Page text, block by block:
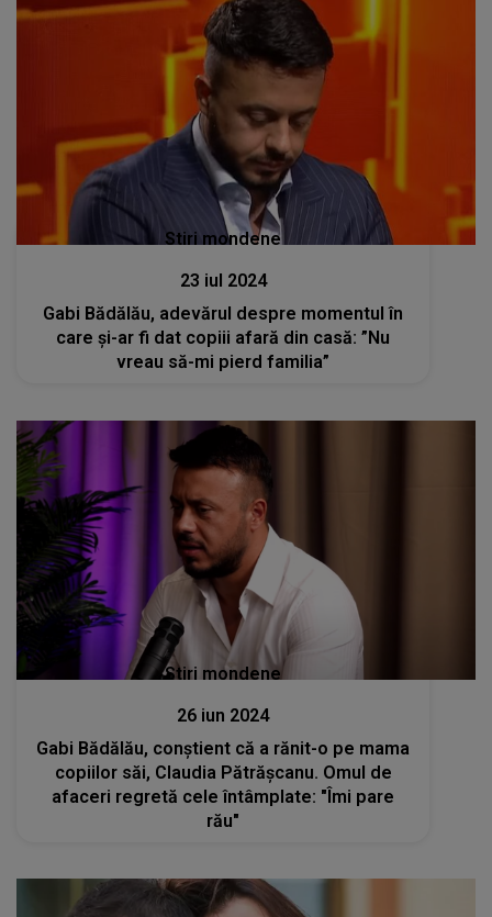
Stiri mondene
23 iul 2024
Gabi Bădălău, adevărul despre momentul în
care și-ar fi dat copiii afară din casă: ”Nu
vreau să-mi pierd familia”
Stiri mondene
26 iun 2024
Gabi Bădălău, conştient că a rănit-o pe mama
copiilor săi, Claudia Pătrășcanu. Omul de
afaceri regretă cele întâmplate: "Îmi pare
rău"